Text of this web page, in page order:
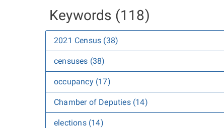
Keywords (118)
2021 Census (38)
censuses (38)
occupancy (17)
Chamber of Deputies (14)
elections (14)